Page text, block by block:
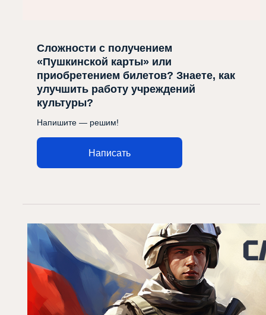
Сложности с получением
«Пушкинской карты» или
приобретением билетов? Знаете, как
улучшить работу учреждений
культуры?
Напишите — решим!
Написать